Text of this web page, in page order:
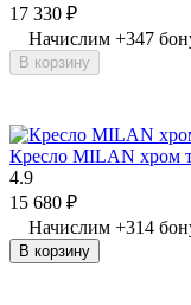
17 330 ₽
Начислим +347
В корзину
Кресло MILAN хром
4.9
15 680 ₽
Начислим +314
В корзину